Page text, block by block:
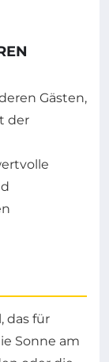
Gästen,
der
das für
Sonne am